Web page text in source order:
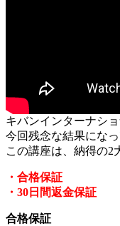
キバンインターナシ
今回残念な結果にな
この講座は、納得の2
・合格保証
・30日間返金保証
合格保証